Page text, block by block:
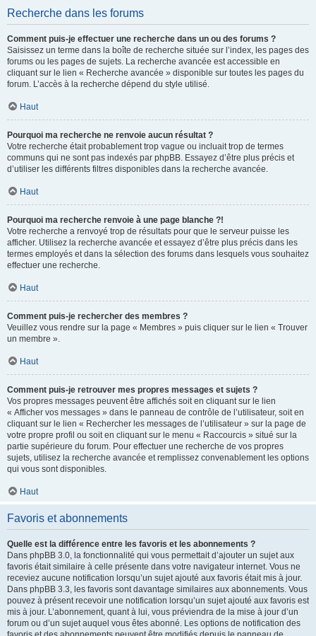
Recherche dans les forums
Comment puis-je effectuer une recherche dans un ou des forums ?
Saisissez un terme dans la boîte de recherche située sur l’index, les pages des
forums ou les pages de sujets. La recherche avancée est accessible en
cliquant sur le lien « Recherche avancée » disponible sur toutes les pages du
forum. L’accès à la recherche dépend du style utilisé.
Haut
Pourquoi ma recherche ne renvoie aucun résultat ?
Votre recherche était probablement trop vague ou incluait trop de termes
communs qui ne sont pas indexés par phpBB. Essayez d’être plus précis et
d’utiliser les différents filtres disponibles dans la recherche avancée.
Haut
Pourquoi ma recherche renvoie à une page blanche ?!
Votre recherche a renvoyé trop de résultats pour que le serveur puisse les
afficher. Utilisez la recherche avancée et essayez d’être plus précis dans les
termes employés et dans la sélection des forums dans lesquels vous souhaitez
effectuer une recherche.
Haut
Comment puis-je rechercher des membres ?
Veuillez vous rendre sur la page « Membres » puis cliquer sur le lien « Trouver
un membre ».
Haut
Comment puis-je retrouver mes propres messages et sujets ?
Vos propres messages peuvent être affichés soit en cliquant sur le lien
« Afficher vos messages » dans le panneau de contrôle de l’utilisateur, soit en
cliquant sur le lien « Rechercher les messages de l’utilisateur » sur la page de
votre propre profil ou soit en cliquant sur le menu « Raccourcis » situé sur la
partie supérieure du forum. Pour effectuer une recherche de vos propres
sujets, utilisez la recherche avancée et remplissez convenablement les options
qui vous sont disponibles.
Haut
Favoris et abonnements
Quelle est la différence entre les favoris et les abonnements ?
Dans phpBB 3.0, la fonctionnalité qui vous permettait d’ajouter un sujet aux
favoris était similaire à celle présente dans votre navigateur internet. Vous ne
receviez aucune notification lorsqu’un sujet ajouté aux favoris était mis à jour.
Dans phpBB 3.3, les favoris sont davantage similaires aux abonnements. Vous
pouvez à présent recevoir une notification lorsqu’un sujet ajouté aux favoris est
mis à jour. L’abonnement, quant à lui, vous préviendra de la mise à jour d’un
forum ou d’un sujet auquel vous êtes abonné. Les options de notification des